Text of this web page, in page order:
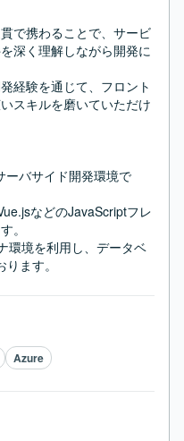
で携わることで、サービ
深く理解しながら開発に
経験を通じて、フロント
スキルを磨いていただけ
バサイド開発環境で
などのJavaScriptフレ
。
環境を利用し、データベ
ます。
Azure